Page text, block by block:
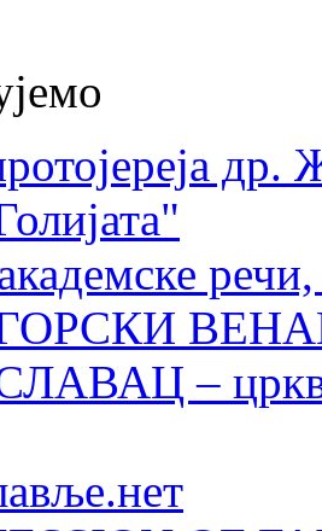
др.
–